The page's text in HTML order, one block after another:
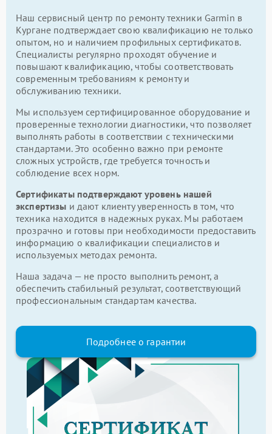
Наш сервисный центр по ремонту техники Garmin в
Кургане подтверждает свою квалификацию не только
опытом, но и наличием профильных сертификатов.
Специалисты регулярно проходят обучение и
повышают квалификацию, чтобы соответствовать
современным требованиям к ремонту и
обслуживанию техники.
Мы используем сертифицированное оборудование и
проверенные технологии диагностики, что позволяет
выполнять работы в соответствии с техническими
стандартами. Это особенно важно при ремонте
сложных устройств, где требуется точность и
соблюдение всех норм.
Сертификаты подтверждают уровень нашей
экспертизы и дают клиенту уверенность в том, что
техника находится в надежных руках. Мы работаем
прозрачно и готовы при необходимости предоставить
информацию о квалификации специалистов и
используемых методах ремонта.
Наша задача — не просто выполнить ремонт, а
обеспечить стабильный результат, соответствующий
профессиональным стандартам качества.
Подробнее о гарантии